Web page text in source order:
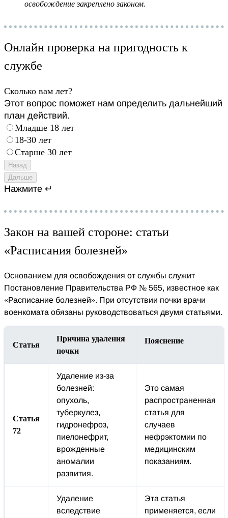
освобождение закреплено законом.
Онлайн проверка на пригодность к
службе
Сколько вам лет?
Этот вопрос поможет нам определить дальнейший
план действий.
Младше 18 лет
18-30 лет
Старше 30 лет
Назад
Дальше
Нажмите ↵
Закон на вашей стороне: статьи
«Расписания болезней»
Основанием для освобождения от службы служит
Постановление Правительства РФ № 565, известное как
«Расписание болезней». При отсутствии почки врачи
военкомата обязаны руководствоваться двумя статьями.
Статья
Причина удаления
почки
Пояснение
Статья
72
Удаление из-за
болезней:
опухоль,
туберкулез,
гидронефроз,
пиелонефрит,
врожденные
аномалии
развития.
Это самая
распространенная
статья для
случаев
нефрэктомии по
медицинским
показаниям.
Удаление
вследствие
Эта статья
применяется, если